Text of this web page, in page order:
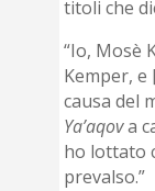
titoli che
“Io, Mosè
Kemper,
causa del
Ya’aqova
ho lottato
prevalso.”